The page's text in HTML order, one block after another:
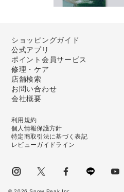
ショッピングガイド
公式アプリ
ポイント会員サービス
修理・ケア
店舗検索
お問い合わせ
会社概要
利用規約
個人情報保護方針
特定商取引法に基づく表記
レビューガイドライン